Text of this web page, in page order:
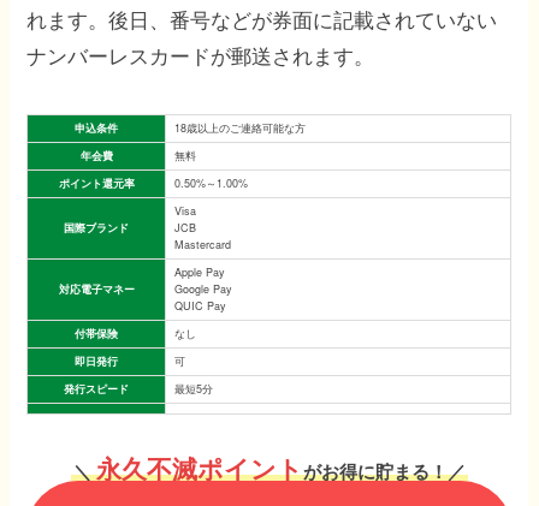
れます。後日、番号などが券面に記載されていない
ナンバーレスカードが郵送されます。
申込条件
18歳以上のご連絡可能な方
年会費
無料
ポイント還元率
0.50%～1.00%
国際ブランド
Visa
JCB
Mastercard
対応電子マネー
Apple Pay
Google Pay
QUIC Pay
付帯保険
なし
即日発行
可
発行スピード
最短5分
＼永久不滅ポイントがお得に貯まる！／